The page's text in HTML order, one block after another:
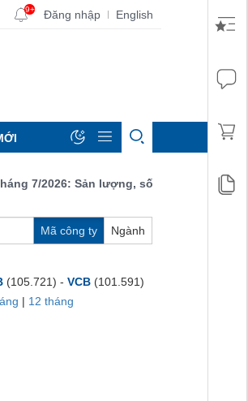
9+ Đăng nhập | English
2026: Sản lượng, số lượng đơn đặt hàng
Mã công ty Ngành
(105.721) - VCB (101.591)
| 12 tháng